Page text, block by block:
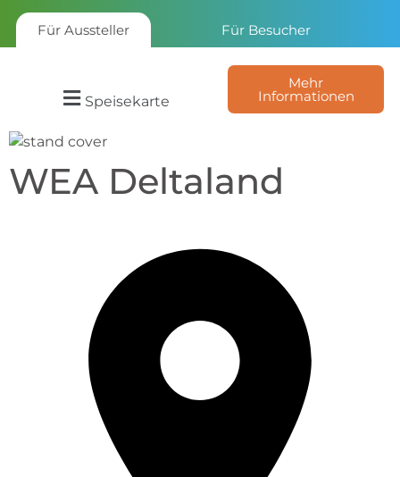
Für Aussteller Für Besucher
Speisekarte
Mehr
Informationen
WEA Deltaland